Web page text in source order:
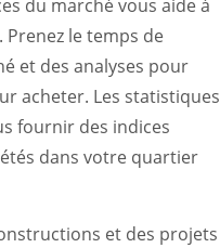
du marché vous aide à
le temps de
et des analyses pour
acheter. Les statistiques
fournir des indices
dans votre quartier
et des projets